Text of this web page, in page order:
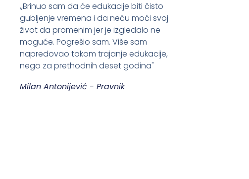
,,Brinuo sam da će edukacije biti čisto
gubljenje vremena i da neću moći svoj
život da promenim jer je izgledalo ne
moguće. Pogrešio sam. Više sam
napredovao tokom trajanje edukacije,
nego za prethodnih deset godina"
Milan Antonijević - Pravnik